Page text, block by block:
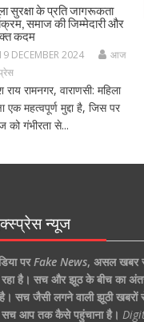
सुरक्षा के प्रति जागरूकता
समाज की जिम्मेदारी और
कदम
DECEMBER 2024
आज
राय रामनगर, वाराणसी: महिला
एक महत्वपूर्ण मुद्दा है, जिस पर
को गंभीरता से...
न्यूज
पर Fake News, असल खबर
है। सच और झूठ के बीच का
सच जैसी लगने वाली झूठी खबरों
सच आप तक कैसे पहुंचाना है।